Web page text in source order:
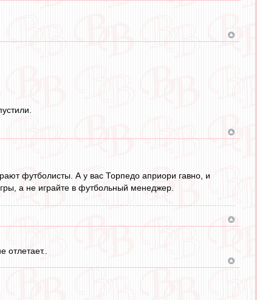
футболисты. А у вас Торпедо априори гавно, и
а не играйте в футбольный менеджер.
отлетает..